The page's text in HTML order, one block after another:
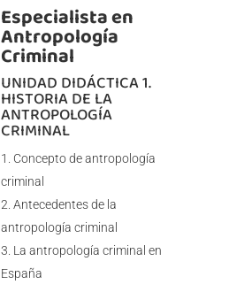
Especialista en
Antropología
Criminal
UNIDAD DIDÁCTICA 1.
HISTORIA DE LA
ANTROPOLOGÍA
CRIMINAL
Concepto de antropología
criminal
Antecedentes de la
antropología criminal
La antropología criminal en
España